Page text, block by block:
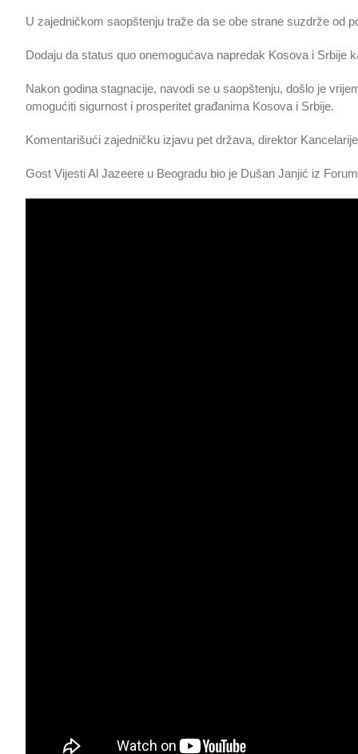
U zajedničkom saopštenju traže da se obe strane suzdrže od
Dodaju da status quo onemogućava napredak Kosova i Srbije
Nakon godina stagnacije, navodi se u saopštenju, došlo je
omogućiti sigurnost i prosperitet građanima Kosova i Srbije.
Komentarišući zajedničku izjavu pet država, direktor
Gost Vijesti Al Jazeere u Beogradu bio je Dušan Janjić iz